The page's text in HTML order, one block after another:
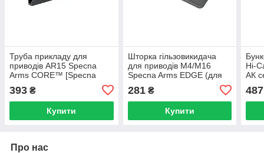
Труба прикладу для
приводів AR15 Specna
Arms CORE™ [Specna
393 ₴
Купити
Шторка гільзовикидача
для приводів M4/M16
Specna Arms EDGE (для
281₴
Купити
Hi-
АК
487
Про нас